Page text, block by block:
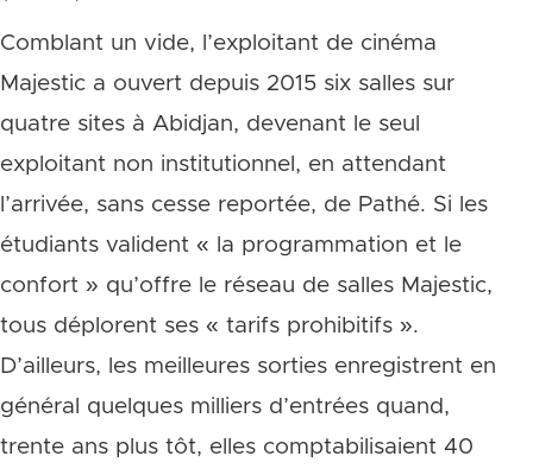
Comblant un vide, l’exploitant de cinéma
Majestic a ouvert depuis 2015 six salles sur
quatre sites à Abidjan, devenant le seul
exploitant non institutionnel, en attendant
l’arrivée, sans cesse reportée, de Pathé. Si les
étudiants valident « la programmation et le
confort » qu’offre le réseau de salles Majestic,
tous déplorent ses « tarifs prohibitifs ».
D’ailleurs, les meilleures sorties enregistrent en
général quelques milliers d’entrées quand,
trente ans plus tôt, elles comptabilisaient 40